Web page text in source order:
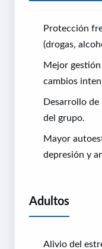
Protección
(drogas,
Mejor
cambios
Desarrollo de
del grupo.
Mayor
depresión y
Adultos
Alivio del